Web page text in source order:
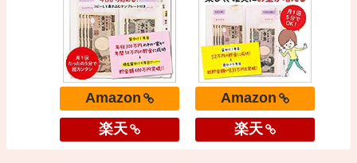
Amazon
楽天
Amazon
楽天